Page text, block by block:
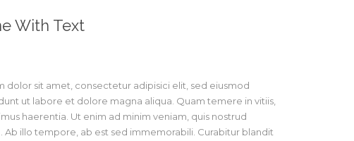
With Text
dolor sit amet, consectetur adipisici elit, sed eiusmod
ut labore et dolore magna aliqua. Quam temere in vitiis,
haerentia. Ut enim ad minim veniam, quis nostrud
Ab illo tempore, ab est sed immemorabili. Curabitur blandit